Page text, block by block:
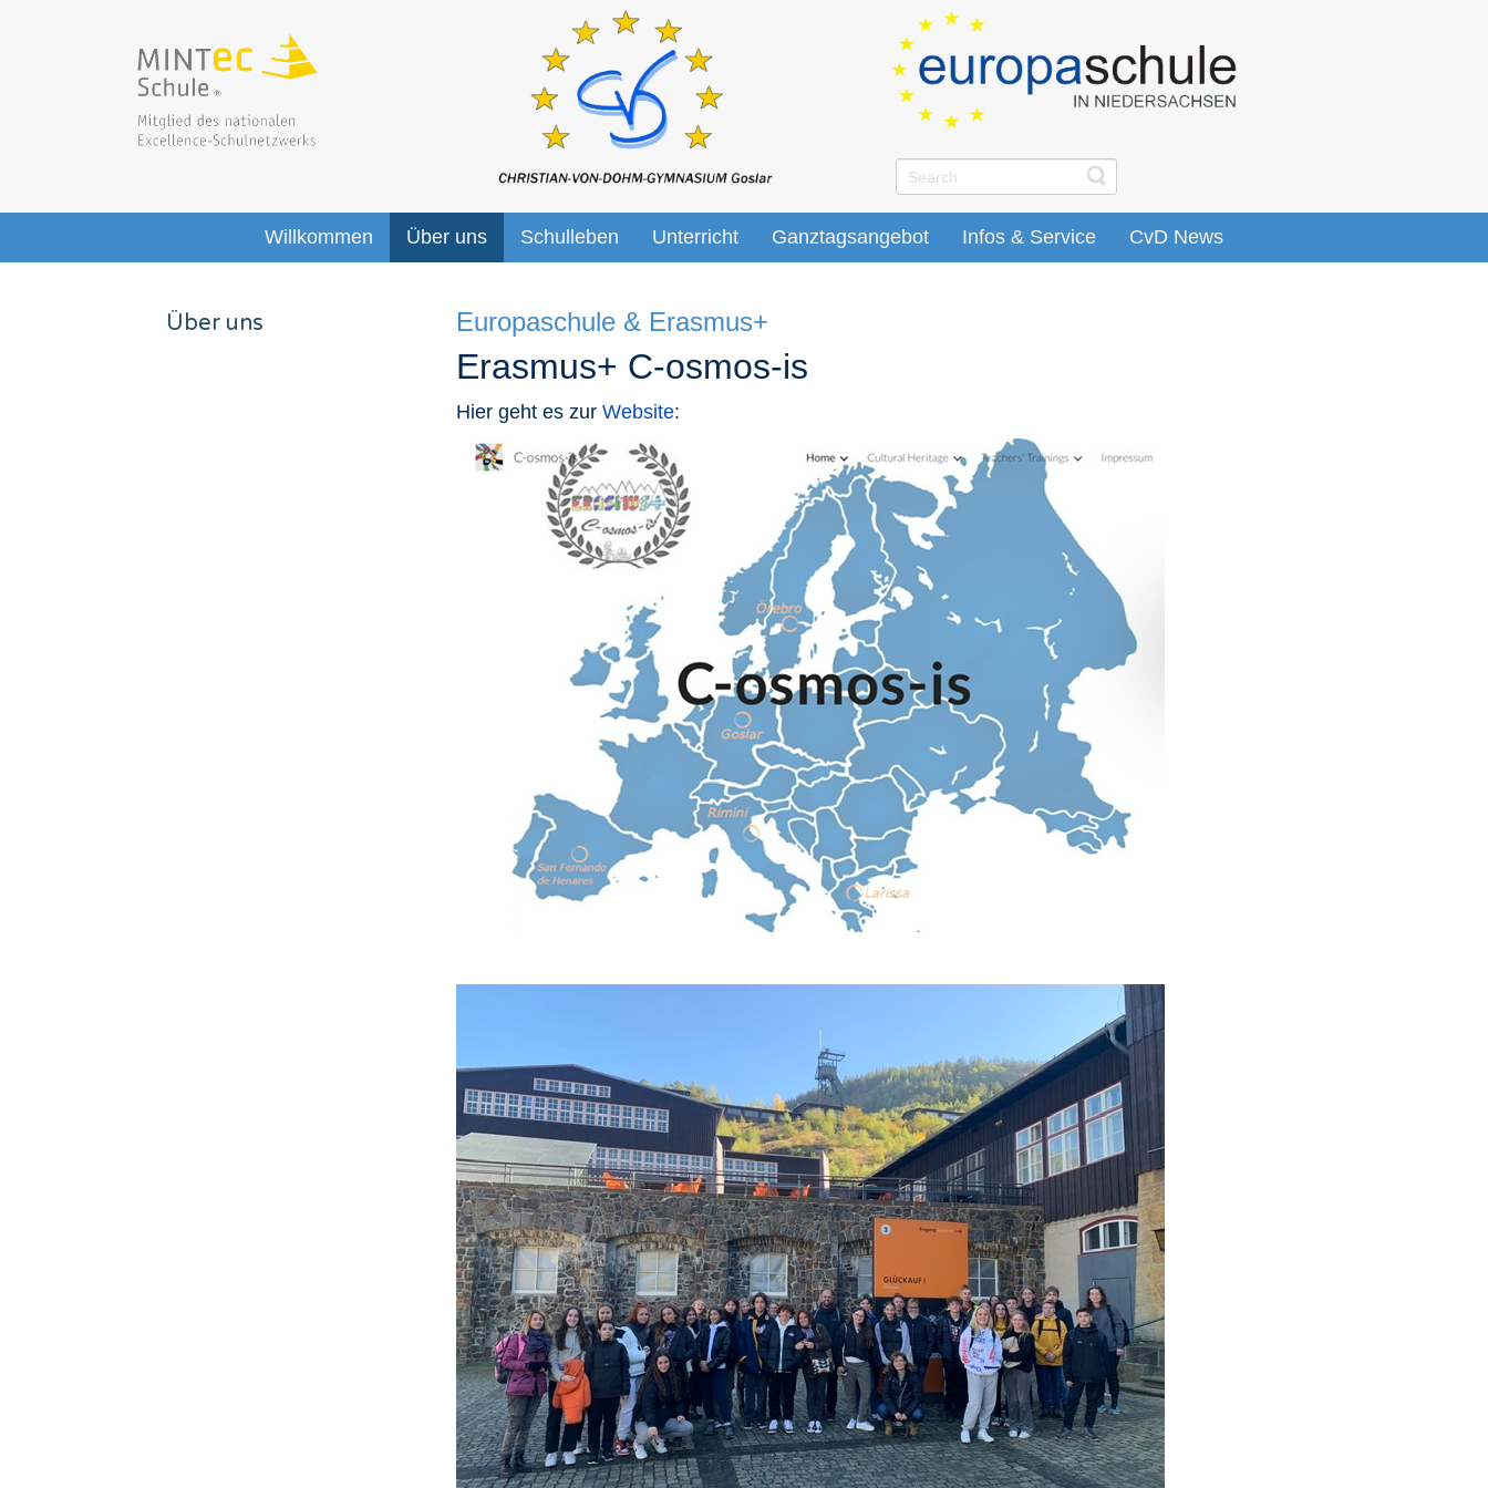
Willkommen Über uns Schulleben Unterricht Ganztagsangebot Infos & Service CvD News
Über uns Europaschule & Erasmus+
Erasmus+ C-osmos-is
Hier geht es zur Website: